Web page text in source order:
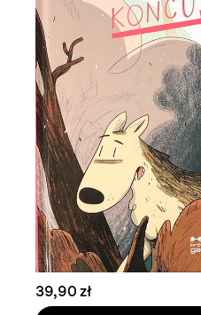
39,90 zł